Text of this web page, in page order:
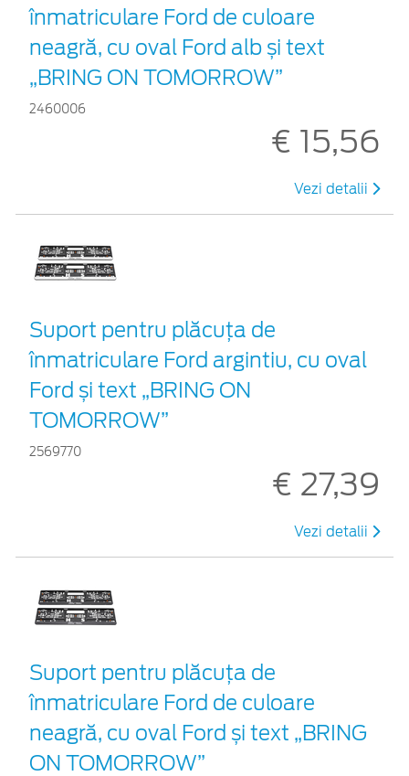
înmatriculare Ford de culoare
neagră, cu oval Ford alb și text
„BRING ON TOMORROW”
2460006
€ 15,56
Vezi detalii
Suport pentru plăcuța de
înmatriculare Ford argintiu, cu oval
Ford și text „BRING ON
TOMORROW”
2569770
€ 27,39
Vezi detalii
Suport pentru plăcuța de
înmatriculare Ford de culoare
neagră, cu oval Ford și text „BRING
ON TOMORROW”